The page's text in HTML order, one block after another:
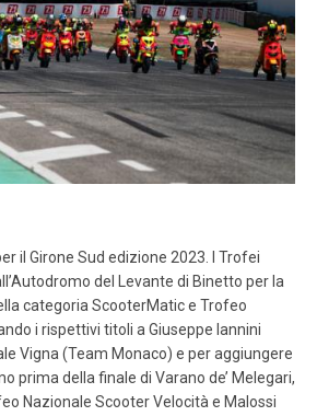
LOGIN
ALLA GARA
il Girone Sud edizione 2023. I Trofei
del Levante di Binetto per la
categoria ScooterMatic e Trofeo
i rispettivi titoli a Giuseppe Iannini
Vigna (Team Monaco) e per aggiungere
prima della finale di Varano de’ Melegari,
Nazionale Scooter Velocità e Malossi